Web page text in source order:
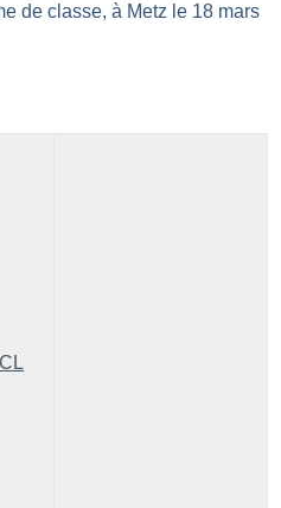
de classe, à Metz le 18 mars